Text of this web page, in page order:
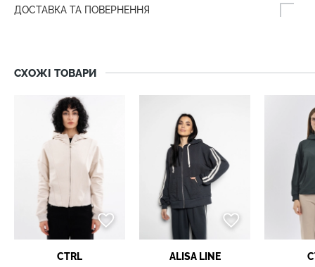
ДОСТАВКА ТА ПОВЕРНЕННЯ
СХОЖІ ТОВАРИ
CTRL ALISA LINE